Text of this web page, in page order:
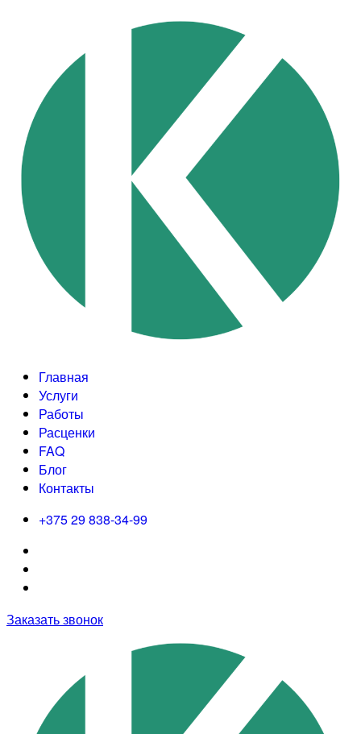
Главная
Услуги
Работы
Расценки
FAQ
Блог
Контакты
+375 29 838-34-99
Заказать звонок